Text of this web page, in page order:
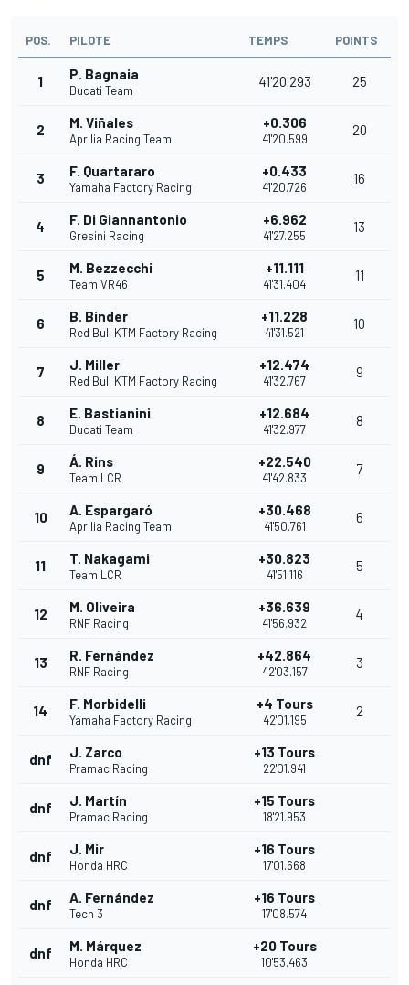
POS. PILOTE TEMPS POINTS
1 P. Bagnaia
Ducati Team
41'20.293 25
2 M. Viñales
Aprilia Racing Team
+0.306
41'20.599
20
3 F. Quartararo
Yamaha Factory Racing
+0.433
41'20.726
16
4 F. Di Giannantonio
Gresini Racing
+6.962
41'27.255
13
5 M. Bezzecchi
Team VR46
+11.111
41'31.404
11
6 B. Binder
Red Bull KTM Factory Racing
+11.228
41'31.521
10
7 J. Miller
Red Bull KTM Factory Racing
+12.474
41'32.767
9
8 E. Bastianini
Ducati Team
+12.684
41'32.977
8
9 Á. Rins
Team LCR
+22.540
41'42.833
7
10 A. Espargaró
Aprilia Racing Team
+30.468
41'50.761
6
11 T. Nakagami
Team LCR
+30.823
41'51.116
5
12 M. Oliveira
RNF Racing
+36.639
41'56.932
4
13 R. Fernández
RNF Racing
+42.864
42'03.157
3
14 F. Morbidelli
Yamaha Factory Racing
+4 Tours
42'01.195
2
dnf J. Zarco
Pramac Racing
+13 Tours
22'01.941
dnf J. Martín
Pramac Racing
+15 Tours
18'21.953
dnf J. Mir
Honda HRC
+16 Tours
17'01.668
dnf A. Fernández
Tech 3
+16 Tours
17'08.574
dnf M. Márquez
Honda HRC
+20 Tours
10'53.463